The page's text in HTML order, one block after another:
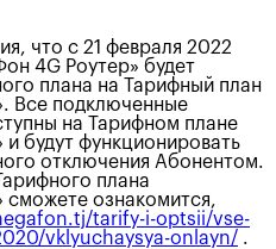
что с 21 февраля 2022
4G Роутер» будет
плана на Тарифный план
Все подключенные
на Тарифном плане
будут функционировать
отключения Абонентом.
плана
ознакомится,
tarify-i-optsii/vse-
vklyuchaysya-onlayn/ .